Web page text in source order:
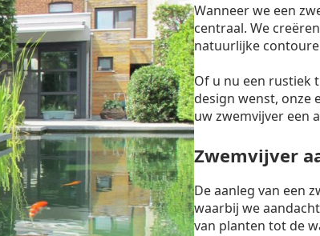
Wanneer we een
centraal. We
natuurlijke
Of u nu een rustiek
design wenst, onze
uw zwemvijver een
Zwemvijver
De aanleg van een
waarbij we
van planten tot de